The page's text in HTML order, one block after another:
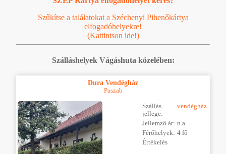
Szűkítse a találatokat a Széchenyi Pihenőkártya
elfogadóhelyekre!
(Kattintson ide!)
Szálláshelyek Vágáshuta közelében:
Dura Vendégház
Paszab
Szállás
jellege:
vendégház
Jellemző ár: n.a.
Férőhelyek: 4 fő
Értékelés